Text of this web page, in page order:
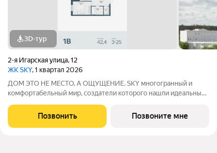
3D-тур
2-я Игарская улица,12
ЖК SKY, 1 квартал 2026
ДОМ ЭТО НЕ МЕСТО, А ОЩУЩЕНИЕ. SKY многогранный и
комфортабельный мир, создатели которого нашли идеальный
комфортом современных инженерных систем и уютом
тщательно продуманной инфраструктуры.
Позвонить Позвоните мне